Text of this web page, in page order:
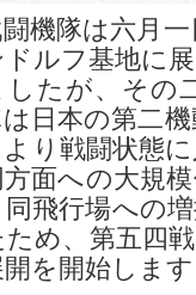
機隊は六月
ルフ基地に
したが、その
日本の第二
より戦闘状態
面への大規
飛行場への
ため、第五四
を開始しま